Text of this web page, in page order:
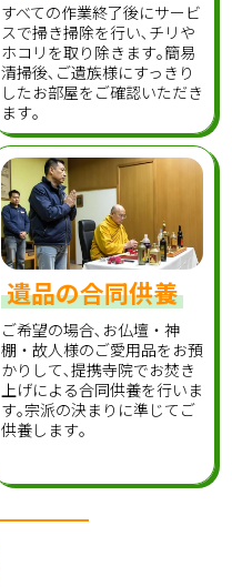
すべての作業終了後にサービ
スで掃き掃除を行い､チリや
ホコリを取り除きます｡簡易
清掃後､ご遺族様にすっきり
したお部屋をご確認いただき
ます｡
遺品の合同供養
ご希望の場合､お仏壇・神
棚・故人様のご愛用品をお預
かりして､提携寺院でお焚き
上げによる合同供養を行いま
す｡宗派の決まりに準じてご
供養します｡